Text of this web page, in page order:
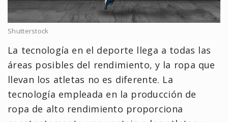
Shutterstock
La tecnología en el deporte llega a todas las
áreas posibles del rendimiento, y la ropa que
llevan los atletas no es diferente. La
tecnología empleada en la producción de
ropa de alto rendimiento proporciona